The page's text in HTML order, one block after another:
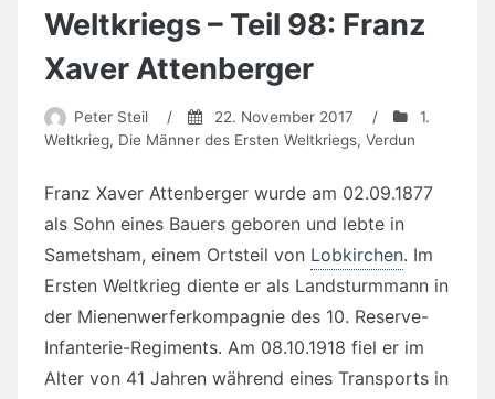
Weltkriegs – Teil 98: Franz
Xaver Attenberger
Peter Steil / 22. November 2017 /
1.
Weltkrieg, Die Männer des Ersten Weltkriegs, Verdun
Franz Xaver Attenberger wurde am 02.09.1877
als Sohn eines Bauers geboren und lebte in
Sametsham, einem Ortsteil von Lobkirchen. Im
Ersten Weltkrieg diente er als Landsturmmann in
der Mienenwerferkompagnie des 10. Reserve-
Infanterie-Regiments. Am 08.10.1918 fiel er im
Alter von 41 Jahren während eines Transports in